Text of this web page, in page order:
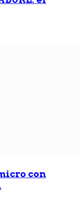
con